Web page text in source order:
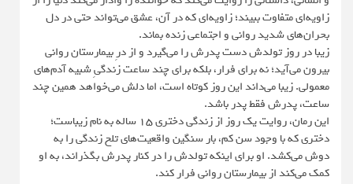
زاویه‌ای متفاوت ببیند؛ زاویه‌ای که در آن، عشق می‌تواند حتی در دل
بحران‌های شدید روانی و اجتماعی زنده بماند.
زیبا در روز تولدش دست پدرش را می‌گیرد و از درِ بیمارستان روانی
بیرون می‌آید؛ نه برای فرار، بلکه برای چند ساعت زندگیِ شبیه آدم‌های
معمولی. زیبا می‌داند این روز کوتاه است، اما دلش می‌خواهد همین چند
ساعت، پدرش فقط پدر باشد.
این رمان، روایت یک روز از زندگی دختری ۱۵ ساله به نام زیباست؛
دختری که با وجود سن کم، بار سنگین واقعیت‌های تلخ زندگی را به
دوش می‌کشد. او برای اینکه تولدش را در کنار پدرش بگذراند، به او
کمک می‌کند از بیمارستان روانی فرار کند.